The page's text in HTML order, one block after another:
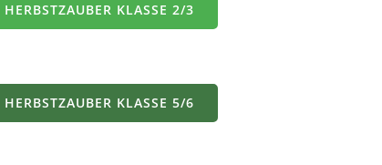
HERBSTZAUBER KLASSE 2/3
HERBSTZAUBER KLASSE 5/6